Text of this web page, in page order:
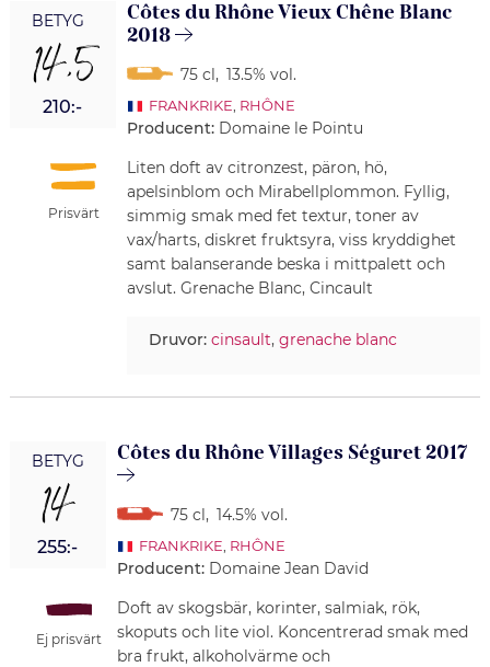
BETYG
14,5
210:-
Prisvärt
Côtes du Rhône Vieux Chêne Blanc
2018
75 cl, 13.5% vol.
FRANKRIKE RHÔNE
Producent: Domaine le Pointu
Liten doft av citronzest, päron, hö,
apelsinblom och Mirabellplommon. Fyllig,
simmig smak med fet textur, toner av
vax/harts, diskret fruktsyra, viss kryddighet
samt balanserande beska i mittpalett och
avslut. Grenache Blanc, Cincault
Druvor: cinsault, grenache blanc
BETYG
14
255:-
Ej prisvärt
Côtes du Rhône Villages Séguret 2017
75 cl, 14.5% vol.
FRANKRIKE RHÔNE
Producent: Domaine Jean David
Doft av skogsbär, korinter, salmiak, rök,
skoputs och lite viol. Koncentrerad smak med
bra frukt, alkoholvärme och